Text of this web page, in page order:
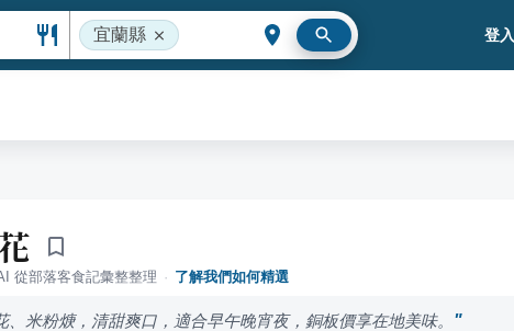
宜蘭縣 登入
從部落客食記彙整整理 · 了解我們如何精選
、米粉焿，清甜爽口，適合早午晚宵夜，銅板價享在地美味。